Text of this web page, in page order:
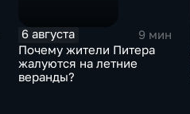
6 августа
9 мин
Почему жители Питера
жалуются на летние
веранды?